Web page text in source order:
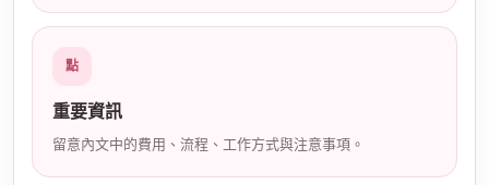
點
重要資訊
留意內文中的費用、流程、工作方式與注意事項。